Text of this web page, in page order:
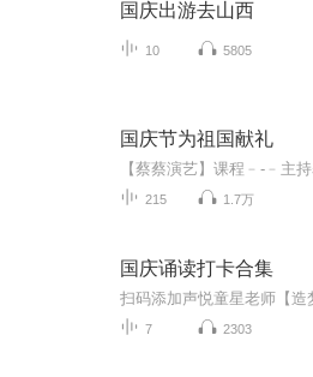
国庆出游去山西
10 5805
国庆节为祖国献礼
215 1.7万
国庆诵读打卡合集
7 2303